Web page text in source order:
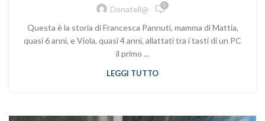
Donatell@ 0
Questa è la storia di Francesca Pannuti, mamma di Mattia,
quasi 6 anni, e Viola, quasi 4 anni, allattati tra i tasti di un PC
il primo ...
LEGGI TUTTO